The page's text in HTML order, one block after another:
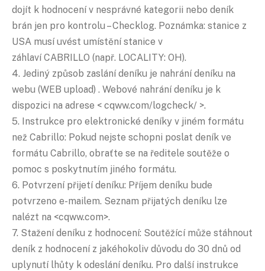
dojít k hodnocení v nesprávné kategorii nebo deník
brán jen pro kontrolu – Checklog. Poznámka: stanice z
USA musí uvést umístění stanice v
záhlaví CABRILLO (např. LOCALITY: OH).
4. Jediný způsob zaslání deníku je nahrání deníku na
webu (WEB upload) . Webové nahrání deníku je k
dispozici na adrese < cqww.com/logcheck/ >.
5. Instrukce pro elektronické deníky v jiném formátu
než Cabrillo: Pokud nejste schopni poslat deník ve
formátu Cabrillo, obraťte se na ředitele soutěže o
pomoc s poskytnutím jiného formátu.
6. Potvrzení přijetí deníku: Příjem deníku bude
potvrzeno e-mailem. Seznam přijatých deníku lze
nalézt na <cqww.com>.
7. Stažení deníku z hodnocení: Soutěžící může stáhnout
deník z hodnocení z jakéhokoliv důvodu do 30 dnů od
uplynutí lhůty k odeslání deníku. Pro další instrukce